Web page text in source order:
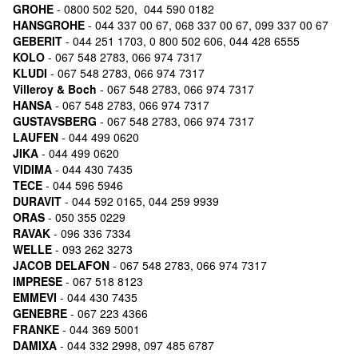
GROHE - 0800 502 520, 044 590 0182
HANSGROHE - 044 337 00 67, 068 337 00 67, 099 337 00 67
GEBERIT - 044 251 1703, 0 800 502 606, 044 428 6555
KOLO - 067 548 2783, 066 974 7317
KLUDI - 067 548 2783, 066 974 7317
Villeroy & Boch - 067 548 2783, 066 974 7317
HANSA - 067 548 2783, 066 974 7317
GUSTAVSBERG - 067 548 2783, 066 974 7317
LAUFEN - 044 499 0620
JIKA - 044 499 0620
VIDIMA - 044 430 7435
TECE - 044 596 5946
DURAVIT - 044 592 0165, 044 259 9939
ORAS - 050 355 0229
RAVAK - 096 336 7334
WELLE - 093 262 3273
JACOB DELAFON - 067 548 2783, 066 974 7317
IMPRESE - 067 518 8123
EMMEVI - 044 430 7435
GENEBRE - 067 223 4366
FRANKE - 044 369 5001
DAMIXA - 044 332 2998, 097 485 6787